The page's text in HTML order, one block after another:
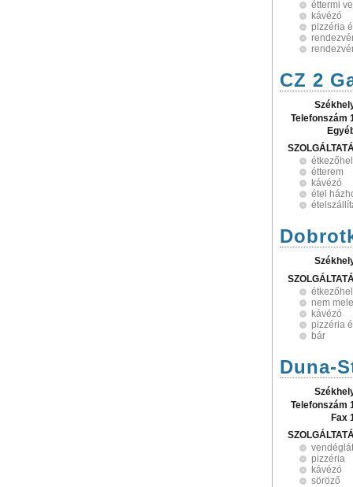
éttermi
kávézó
pizzéria
CZ 2
Telefonszám
étterem
kávézó
étel
nem
kávézó
pizzéria
bár
Duna-
Telefonszám
Fax
pizzéria
kávézó
söröző